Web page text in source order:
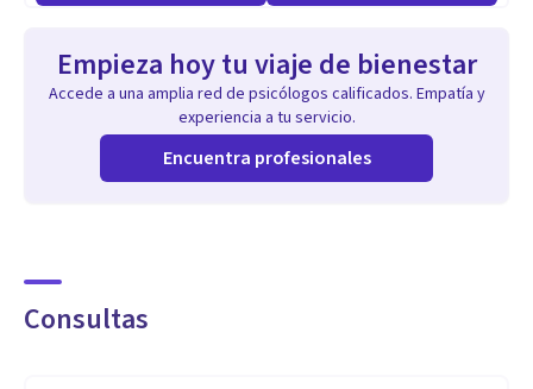
Empieza hoy tu viaje de bienestar
Accede a una amplia red de psicólogos calificados. Empatía y
experiencia a tu servicio.
Encuentra profesionales
Consultas